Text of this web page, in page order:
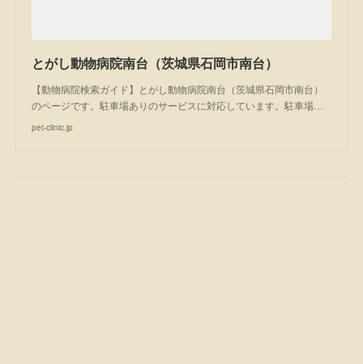
とがし動物病院南台（茨城県石岡市南台）
【動物病院検索ガイド】とがし動物病院南台（茨城県石岡市南台）
のページです。駐車場ありのサービスに対応しています。駐車場…
pet-clinic.jp